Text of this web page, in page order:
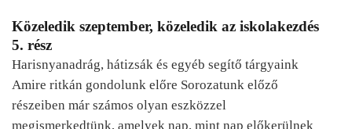
Közeledik szeptember, közeledik az iskolakezdés
5. rész
Harisnyanadrág, hátizsák és egyéb segítő tárgyaink
Amire ritkán gondolunk előre Sorozatunk előző
részeiben már számos olyan eszközzel
megismerkedtünk, amelyek nap, mint nap előkerülnek